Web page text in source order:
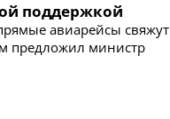
поддержкой
авиарейсы свяжут
предложил министр